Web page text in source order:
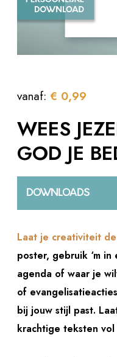
vanaf: € 0,99
WEES
GOD JE
DOWNLOADS
Laat je creativiteit
poster, gebruik ‘m in
agenda of waar je
of
bij jouw stijl past.
krachtige teksten